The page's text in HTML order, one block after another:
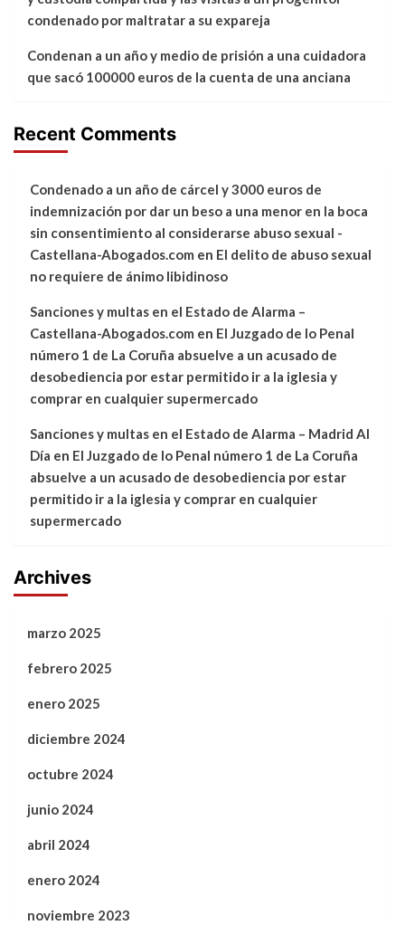
condenado por maltratar a su expareja
Condenan a un año y medio de prisión a una cuidadora
que sacó 100000 euros de la cuenta de una anciana
Recent Comments
Condenado a un año de cárcel y 3000 euros de
indemnización por dar un beso a una menor en la boca
sin consentimiento al considerarse abuso sexual -
Castellana-Abogados.com en El delito de abuso sexual
no requiere de ánimo libidinoso
Sanciones y multas en el Estado de Alarma –
Castellana-Abogados.com en El Juzgado de lo Penal
número 1 de La Coruña absuelve a un acusado de
desobediencia por estar permitido ir a la iglesia y
comprar en cualquier supermercado
Sanciones y multas en el Estado de Alarma – Madrid Al
Día en El Juzgado de lo Penal número 1 de La Coruña
absuelve a un acusado de desobediencia por estar
permitido ir a la iglesia y comprar en cualquier
supermercado
Archives
marzo 2025
febrero 2025
enero 2025
diciembre 2024
octubre 2024
junio 2024
abril 2024
enero 2024
noviembre 2023